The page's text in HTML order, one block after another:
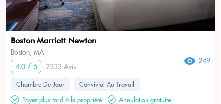
Boston Marriott Newton
Boston, MA
4.0 / 5
2233 Avis
249
Chambre De Jour
Convivial Au Travail
Payez plus tard à la propriété
Annulation gratuite